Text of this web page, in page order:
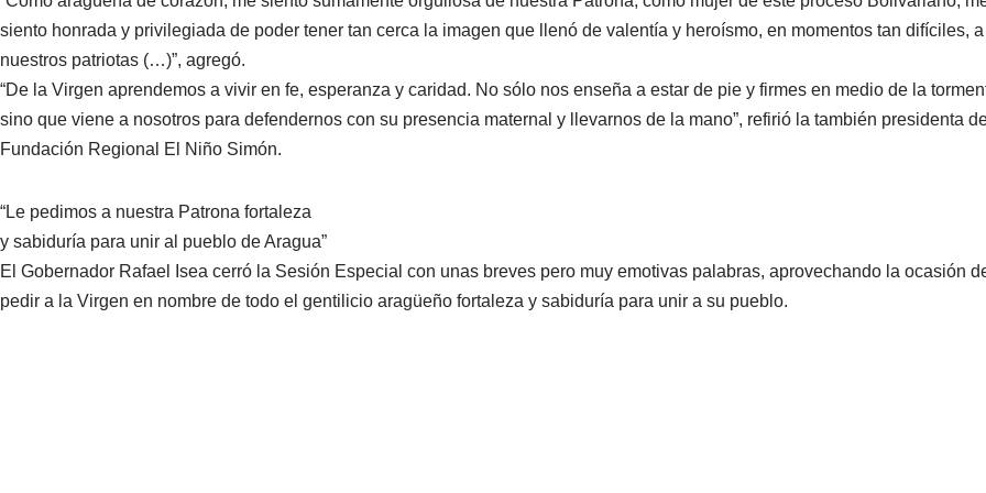
siento honrada y privilegiada de poder tener tan cerca la imagen que llenó de valentía y heroísmo, en momentos tan difíciles, a
nuestros patriotas (…)”, agregó.
“De la Virgen aprendemos a vivir en fe, esperanza y caridad. No sólo nos enseña a estar de pie y firmes en medio de la
sino que viene a nosotros para defendernos con su presencia maternal y llevarnos de la mano”, refirió la también presidenta
Fundación Regional El Niño Simón.
“Le pedimos a nuestra Patrona fortaleza
y sabiduría para unir al pueblo de Aragua”
El Gobernador Rafael Isea cerró la Sesión Especial con unas breves pero muy emotivas palabras, aprovechando la ocasión
pedir a la Virgen en nombre de todo el gentilicio aragüeño fortaleza y sabiduría para unir a su pueblo.